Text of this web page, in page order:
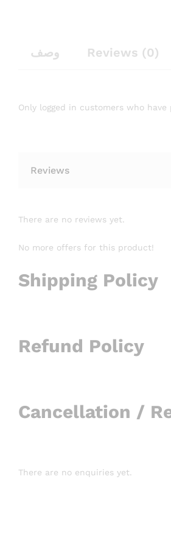
وصف Reviews (0)
Only logged in customers who
Reviews
There are no reviews yet.
No more offers for this product!
Shipping Policy
Refund Policy
Cancellation /
There are no enquiries yet.